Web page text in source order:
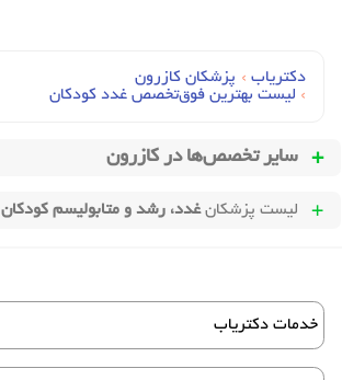
دکتریاب › پزشکان کازرون
› لیست بهترین فوق‌تخصص غدد کودکان
سایر تخصص‌ها در کازرون
لیست پزشکانغدد، رشد و متابولیسم کودکان
خدمات دکتریاب